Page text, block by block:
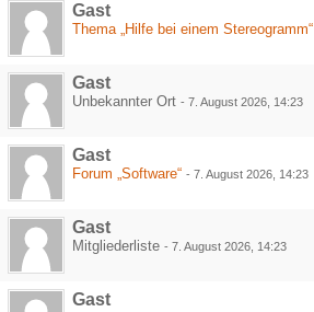
Gast
Thema „Hilfe bei einem Stereogramm“
Gast
Unbekannter Ort - 7. August 2026, 14:23
Gast
Forum „Software“ - 7. August 2026, 14:23
Gast
Mitgliederliste - 7. August 2026, 14:23
Gast